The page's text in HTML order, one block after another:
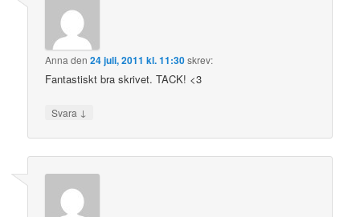
Anna den24 juli, 2011 kl. 11:30skrev:
Fantastiskt bra skrivet. TACK! <3
Svara ↓